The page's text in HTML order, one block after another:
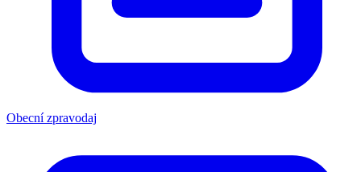
Obecní zpravodaj